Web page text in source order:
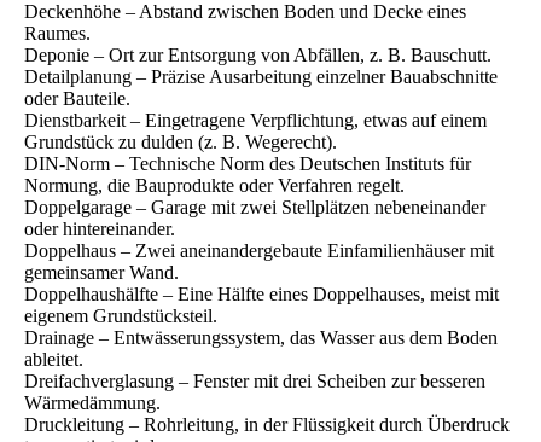
Deckenhöhe – Abstand zwischen Boden und Decke eines
Raumes.
Deponie – Ort zur Entsorgung von Abfällen, z. B. Bauschutt.
Detailplanung – Präzise Ausarbeitung einzelner Bauabschnitte
oder Bauteile.
Dienstbarkeit – Eingetragene Verpflichtung, etwas auf einem
Grundstück zu dulden (z. B. Wegerecht).
DIN-Norm – Technische Norm des Deutschen Instituts für
Normung, die Bauprodukte oder Verfahren regelt.
Doppelgarage – Garage mit zwei Stellplätzen nebeneinander
oder hintereinander.
Doppelhaus – Zwei aneinandergebaute Einfamilienhäuser mit
gemeinsamer Wand.
Doppelhaushälfte – Eine Hälfte eines Doppelhauses, meist mit
eigenem Grundstücksteil.
Drainage – Entwässerungssystem, das Wasser aus dem Boden
ableitet.
Dreifachverglasung – Fenster mit drei Scheiben zur besseren
Wärmedämmung.
Druckleitung – Rohrleitung, in der Flüssigkeit durch Überdruck